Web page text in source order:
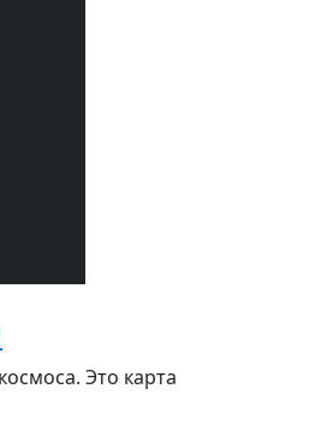
Это карта